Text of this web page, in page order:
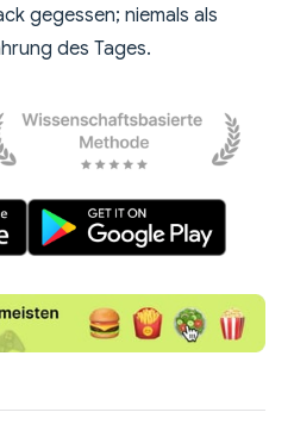
gegessen; niemals als
des Tages.